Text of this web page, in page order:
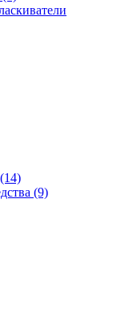
(14)
(9)